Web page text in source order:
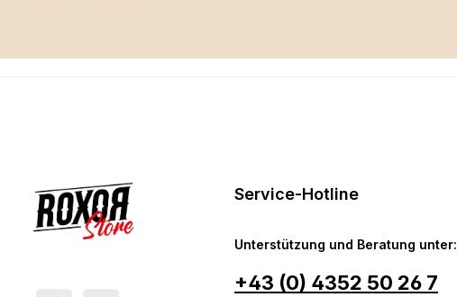
Service-Hotline
Unterstützung und Beratung unter:
+43 (0) 4352 50 26 7